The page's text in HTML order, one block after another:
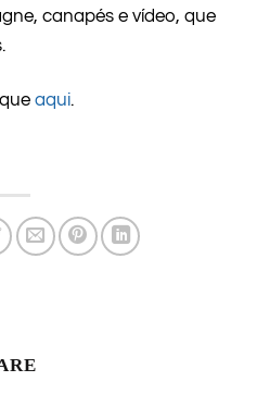
canapés e vídeo, que
aqui.